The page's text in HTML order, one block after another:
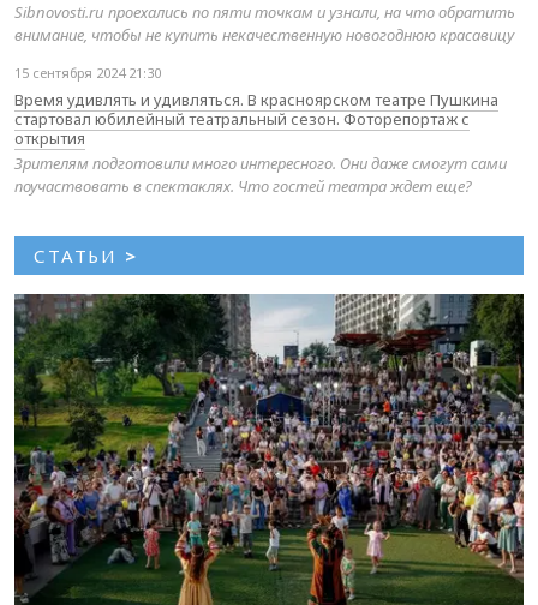
Sibnovosti.ru проехались по пяти точкам и узнали, на что обратить
внимание, чтобы не купить некачественную новогоднюю красавицу
15 сентября 2024 21:30
Время удивлять и удивляться. В красноярском театре Пушкина
стартовал юбилейный театральный сезон. Фоторепортаж с
открытия
Зрителям подготовили много интересного. Они даже смогут сами
поучаствовать в спектаклях. Что гостей театра ждет еще?
СТАТЬИ >